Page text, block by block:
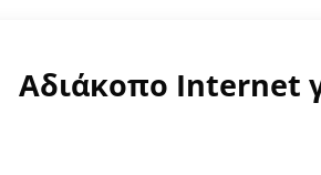
Αδιάκοπο Internet